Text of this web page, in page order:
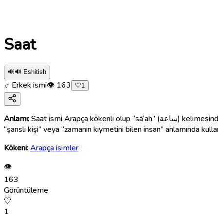
Saat
🔊🔊 Eshitish
♂ Erkek ismi👁 163 🤍1
Anlamı:Saat ismi Arapça kökenli olup “sā‘ah” (ساعة) kelimesinden alınmıştır. Bu kelime “zaman”, “an”, “saat” veya “fırsat” anlamlarına gelir. Bu nedenle Saat ismi “uğurlu saatte doğan çocuk”,
“şanslı kişi” veya “zamanın kıymetini bilen insan” anlamında
Kökeni:Arapça isimler
👁
163
Görüntüleme
🤍
1